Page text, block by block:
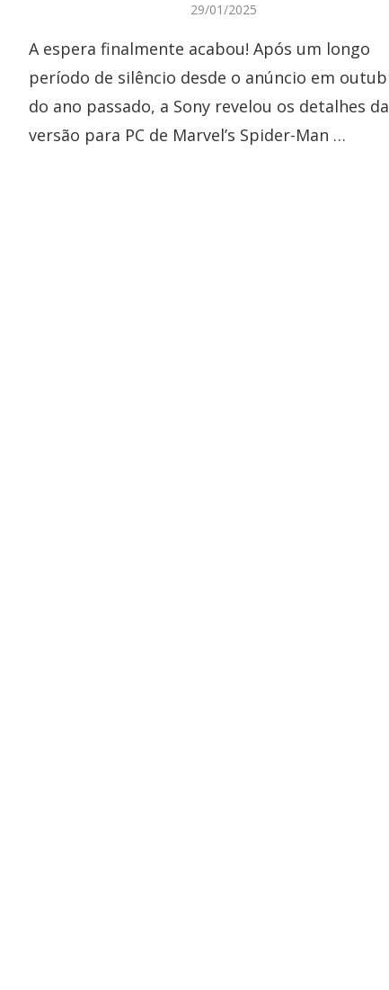
29/01/2025
A espera finalmente acabou! Após um longo
período de silêncio desde o anúncio em
do ano passado, a Sony revelou os detalhes da
versão para PC de Marvel’s Spider-Man …